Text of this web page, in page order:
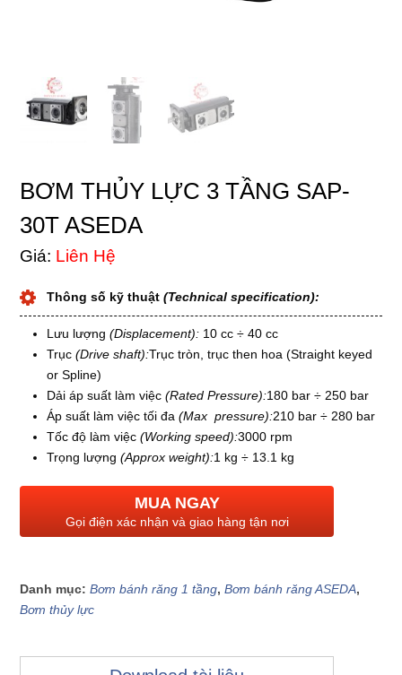
BƠM THỦY LỰC 3 TẦNG SAP-
30T ASEDA
Giá: Liên Hệ
Thông số kỹ thuật(Technical specification):
Lưu lượng(Displacement): 10 cc ÷ 40 cc
Trục(Drive shaft):Trục tròn, trục then hoa (Straight keyed
or Spline)
Dải áp suất làm việc(Rated Pressure):180 bar ÷ 250 bar
Áp suất làm việc tối đa(Max pressure):210 bar ÷ 280 bar
Tốc độ làm việc(Working speed):3000 rpm
Trọng lượng(Approx weight):1 kg ÷ 13.1 kg
MUA NGAY
Gọi điện xác nhận và giao hàng tận nơi
Danh mục:Bơm bánh răng 1 tầng,Bơm bánh răng ASEDA,
Bơm thủy lực